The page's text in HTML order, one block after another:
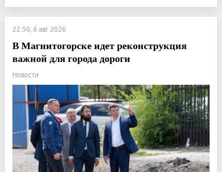
22:50, 6 авг 2026
В Магнитогорске идет реконструкция
важной для города дороги
Новости